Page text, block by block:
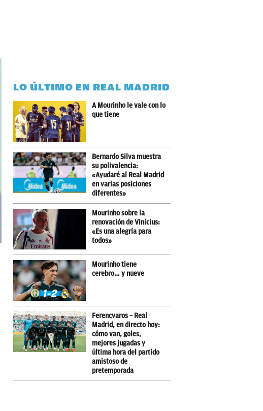
LO ÚLTIMO EN REAL MADRID
A Mourinho le vale con lo
que tiene
Bernardo Silva muestra
su polivalencia:
«Ayudaré al Real Madrid
en varias posiciones
diferentes»
Mourinho sobre la
renovación de Vinicius:
«Es una alegría para
todos»
Mourinho tiene
cerebro… y nueve
Ferencvaros – Real
Madrid, en directo hoy:
cómo van, goles,
mejores jugadas y
última hora del partido
amistoso de
pretemporada